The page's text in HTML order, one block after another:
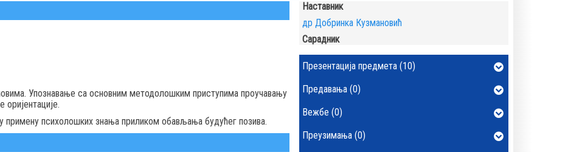
Упознавање са основним методолошким приступима проучавању
примену психолошких знања приликом обављања будућег позива.
Наставник
др Добринка Кузмановић
Сарадник
Презентација предмета (10)
Предавања (0)
Вежбе (0)
Преузимања (0)